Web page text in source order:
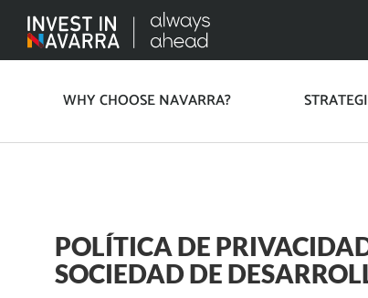
WHY CHOOSE NAVARRA?
POLÍTICA DE
SOCIEDAD DE